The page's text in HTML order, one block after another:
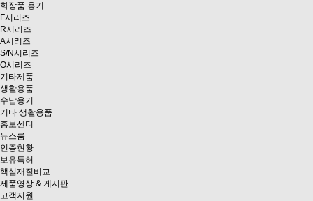
화장품 용기
F시리즈
R시리즈
A시리즈
S/N시리즈
O시리즈
기타제품
생활용품
수납용기
기타 생활용품
홍보센터
뉴스룸
인증현황
보유특허
핵심재질비교
제품영상 & 게시판
고객지원